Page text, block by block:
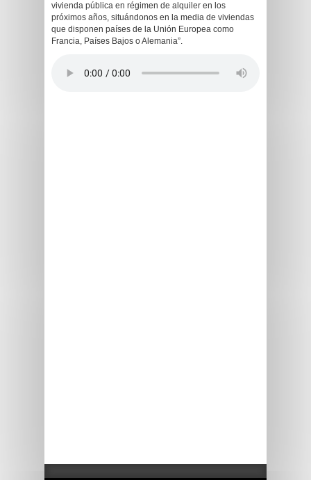
vivienda pública en régimen de alquiler en los
próximos años, situándonos en la media de viviendas
que disponen países de la Unión Europea como
Francia, Países Bajos o Alemania”.